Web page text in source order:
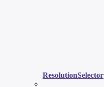
ResolutionSelector